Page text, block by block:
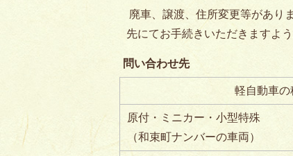
廃車、譲渡、住所変更等があり
先にてお手続きいただきますよ
問い合わせ先
軽自動車の
原付・ミニカー・小型特殊
（和束町ナンバーの車両）